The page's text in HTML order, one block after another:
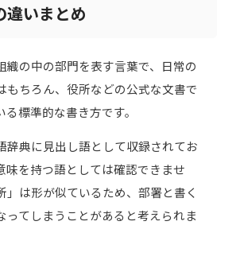
違いまとめ
織の中の部門を表す言葉で、日常の
もちろん、役所などの公式な文書で
標準的な書き方です。
辞典に見出し語として収録されてお
味を持つ語としては確認できませ
」は形が似ているため、部署と書く
ってしまうことがあると考えられま